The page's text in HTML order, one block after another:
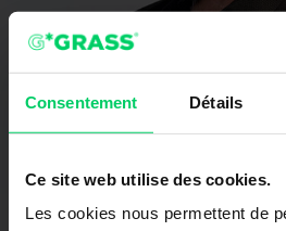
Consentement Détails
Ce site web utilise des cookies.
Les cookies nous permettent de